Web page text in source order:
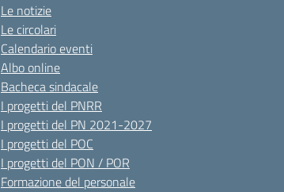
Le notizie
Le circolari
Calendario eventi
Albo online
Bacheca sindacale
I progetti del PNRR
I progetti del PN 2021-2027
I progetti del POC
I progetti del PON / POR
Formazione del personale